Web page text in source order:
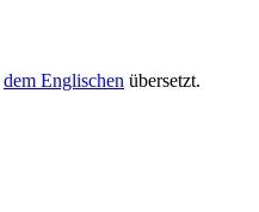
dem Englis­chen übersetzt.